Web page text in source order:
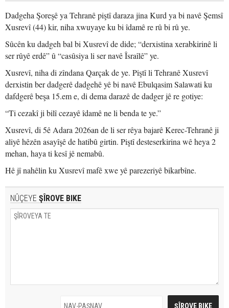
Dadgeha Şoreşê ya Tehranê piştî daraza jina Kurd ya bi navê Şemsî
Xusrevî (44) kir, niha xwuyaye ku bi îdamê re rû bi rû ye.
Sûcên ku dadgeh bal bi Xusrevî de dide; “derxistina xerabkirinê li
ser rûyê erdê” û “casûsiya li ser navê Îsraîlê” ye.
Xusrevî, niha di zîndana Qarçak de ye. Piştî li Tehranê Xusrevî
derxistin ber dadgerê dadgehê yê bi navê Ebulqasim Salawati ku
dafdgerê beşa 15.em e, di dema darazê de dadger jê re gotiye:
“Ti cezakî ji bilî cezayê îdamê ne li benda te ye.”
Xusrevî, di 5ê Adara 2026an de li ser rêya bajarê Kerec-Tehranê ji
aliyê hêzên asayîşê de hatibû girtin. Piştî desteserkirina wê heya 2
mehan, haya ti kesî jê nemabû.
Hê jî nahêlin ku Xusrevî mafê xwe yê parezeriyê bikarbîne.
NÛÇEYE ŞÎROVE BIKE